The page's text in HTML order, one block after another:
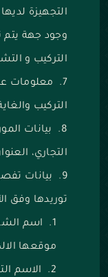
التجهيزة
وجود جهة يتم
التركيب و
معلومات
التركيب
بيانات
التجاري،
بيانات
توريدها وفق
اسم
موقعها
‌الاسم